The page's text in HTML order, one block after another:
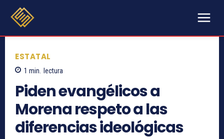
ESTATAL
1 min. lectura
Piden evangélicos a
Morena respeto a las
diferencias ideológicas